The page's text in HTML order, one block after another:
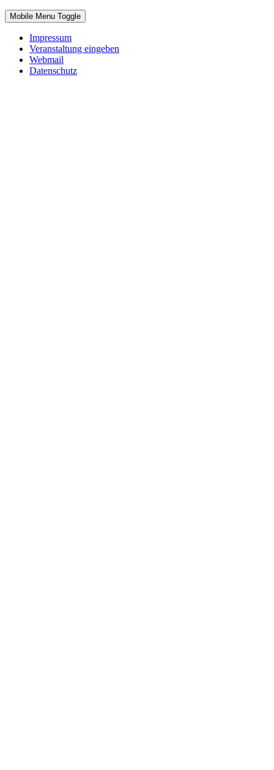
Mobile Menu Toggle
Impressum
Veranstaltung eingeben
Webmail
Datenschutz